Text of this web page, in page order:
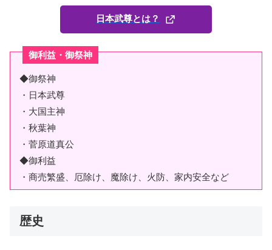
日本武尊とは？
御利益・御祭神
◆御祭神
・日本武尊
・大国主神
・秋葉神
・菅原道真公
◆御利益
・商売繁盛、厄除け、魔除け、火防、家内安全など
歴史